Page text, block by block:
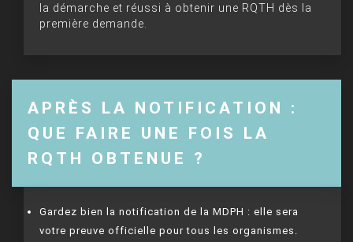
la démarche et réussi à obtenir une RQTH dès la
première demande.
APRÈS LA NOTIFICATION :
QUE FAIRE UNE FOIS LA
RQTH OBTENUE ?
Gardez bien la notification de la MDPH : elle sera
votre preuve officielle pour tous les organismes.